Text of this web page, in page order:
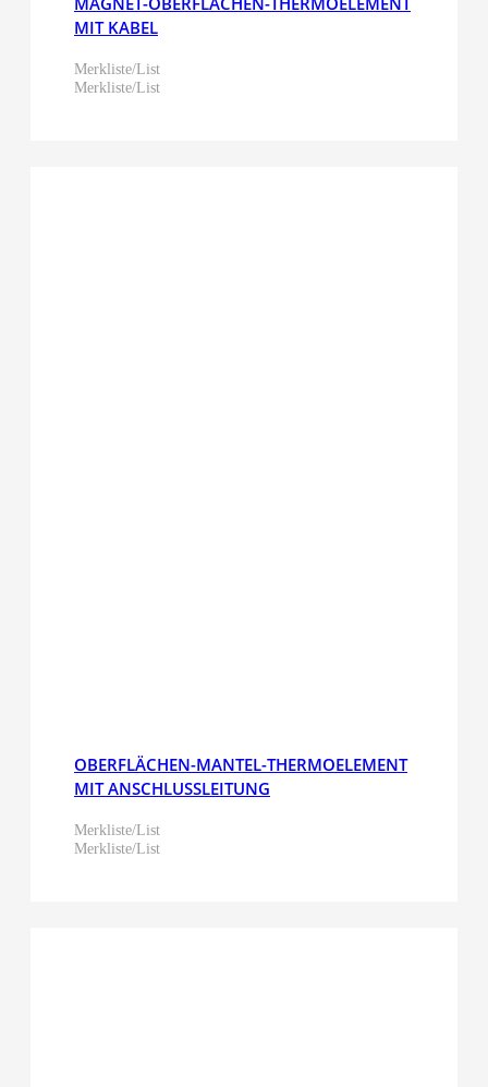
MIT KABEL
Merkliste/List
Merkliste/List
OBERFLÄCHEN-MANTEL-THERMOELEMENT
MIT ANSCHLUSSLEITUNG
Merkliste/List
Merkliste/List